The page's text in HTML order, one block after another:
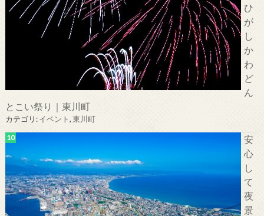
ひ
が
し
か
わ
ど
ん
とこい祭り｜東川町
カテゴリ:イベント,東川町
安
心
し
て
夜
景